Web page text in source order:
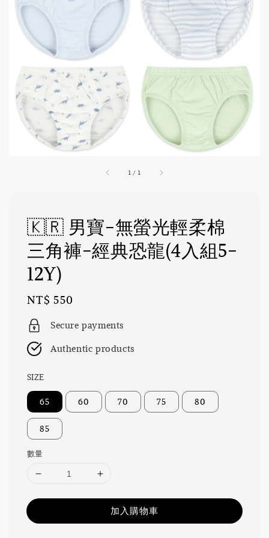
1 / 1
🇰🇷 男寶-無螢光輕柔棉
三角褲-經典恐龍(4入組5-
12Y)
Regular
price
NT$ 550
Secure payments
Authentic products
SIZE
65 60 70 75 80
85
數量
加入購物車